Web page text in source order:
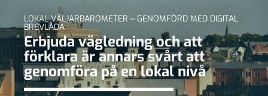
LOKAL VÄLJARBAROMETER – GENOMFÖRD MED DIGITAL
BREVLÅDA
Erbjuda vägledning och att
förklara är annars svårt att
genomföra på en lokal nivå